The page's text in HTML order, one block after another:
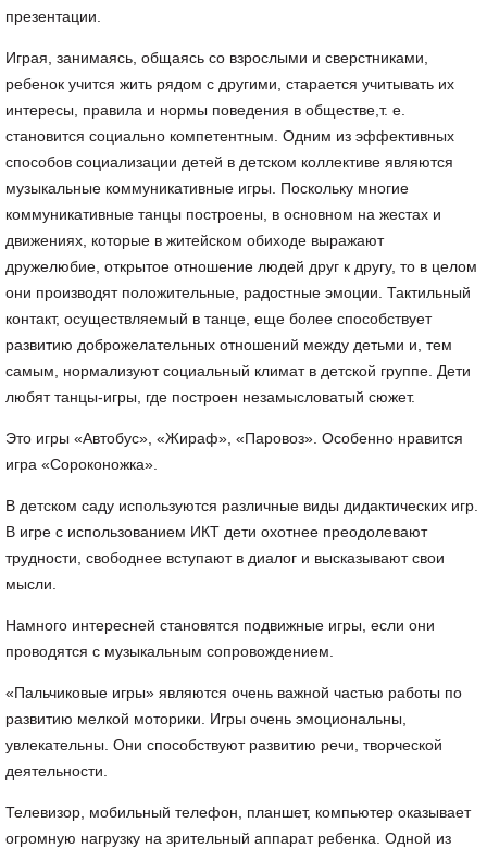
презентации.
Играя, занимаясь, общаясь со взрослыми и сверстниками,
ребенок учится жить рядом с другими, старается учитывать их
интересы, правила и нормы поведения в обществе,т. е.
становится социально компетентным. Одним из эффективных
способов социализации детей в детском коллективе являются
музыкальные коммуникативные игры. Поскольку многие
коммуникативные танцы построены, в основном на жестах и
движениях, которые в житейском обиходе выражают
дружелюбие, открытое отношение людей друг к другу, то в целом
они производят положительные, радостные эмоции. Тактильный
контакт, осуществляемый в танце, еще более способствует
развитию доброжелательных отношений между детьми и, тем
самым, нормализуют социальный климат в детской группе. Дети
любят танцы-игры, где построен незамысловатый сюжет.
Это игры «Автобус» «Жираф» «Паровоз» . Особенно нравится
игра «Сороконожка»
В детском саду используются различные виды дидактических игр.
В игре с использованием ИКТ дети охотнее преодолевают
трудности, свободнее вступают в диалог и высказывают свои
мысли.
Намного интересней становятся подвижные игры, если они
проводятся с музыкальным сопровождением.
«Пальчиковые игры» являются очень важной частью работы по
развитию мелкой моторики. Игры очень эмоциональны,
увлекательны. Они способствуют развитию речи, творческой
деятельности.
Телевизор, мобильный телефон, планшет, компьютер оказывает
огромную нагрузку на зрительный аппарат ребенка. Одной из